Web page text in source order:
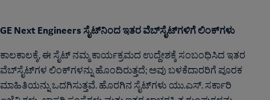
GE Next Engineers ಸೈಟ್‌ನಿಂದ ಇತರ ವೆಬ್‌ಸೈಟ್‌ಗಳಿಗೆ ಲಿಂಕ್‌ಗಳು
ಕಾಲಕಾಲಕ್ಕೆ, ಈ ಸೈಟ್ ನಮ್ಮ ಕಾರ್ಯಕ್ರಮದ ಉದ್ದೇಶಕ್ಕೆ ಸಂಬಂಧಿಸಿದ ಇತರ
ವೆಬ್‌ಸೈಟ್‌ಗಳ ಲಿಂಕ್‌ಗಳನ್ನು ಹೊಂದಿರುತ್ತದೆ; ಅವು ಬಳಕೆದಾರರಿಗೆ ಪೂರಕ
ಮಾಹಿತಿಯನ್ನು ಒದಗಿಸುತ್ತವೆ. ಹೊರಗಿನ ಸೈಟ್‌ಗಳು ಯು.ಎಸ್. ಸರ್ಕಾರಿ